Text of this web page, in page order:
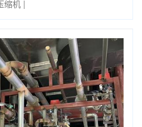
缩机 |